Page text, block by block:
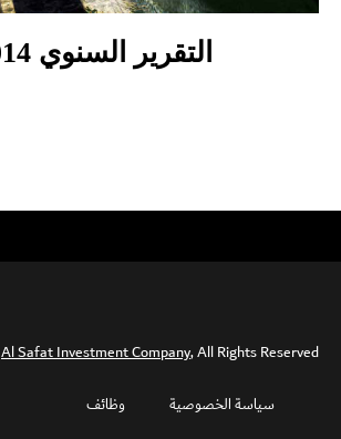
التقرير السنوي 2014
Al Safat Investment Company, All Rights Reserved
سياسة الخصوصية
وظائف